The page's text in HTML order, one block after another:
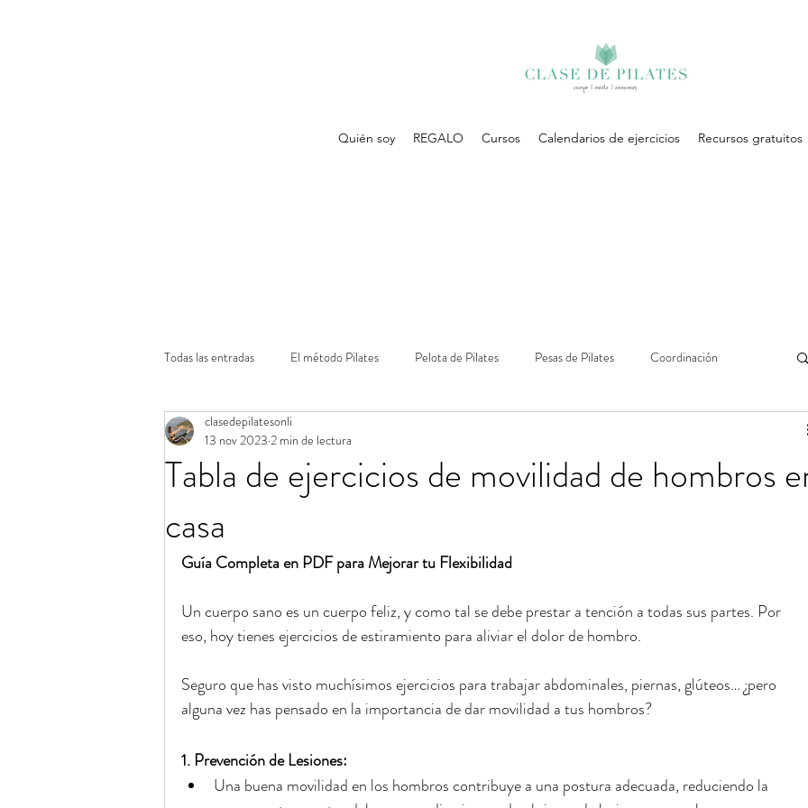
Quién soy REGALO Cursos Calendarios de ejercicios Recursos gratuitos
Todas las entradas El método Pilates Pelota de Pilates Pesas de Pilates Coordinación
Aro mágico de Pilates
Banda elástica de Pilates
Tabla de ejercicios de movilidad de hombros
casa
clasedepilatesonli
13 nov 2023 2 min de lectura
Guía Completa en PDF para Mejorar tu Flexibilidad
Un cuerpo sano es un cuerpo feliz, y como tal se debe prestar a tención a todas sus partes. Por
eso, hoy tienes ejercicios de estiramiento para aliviar el dolor de hombro.
Seguro que has visto muchísimos ejercicios para trabajar abdominales, piernas, glúteos… ¿pero
alguna vez has pensado en la importancia de dar movilidad a tus hombros?
1. Prevención de Lesiones:
Una buena movilidad en los hombros contribuye a una postura adecuada, reduciendo la